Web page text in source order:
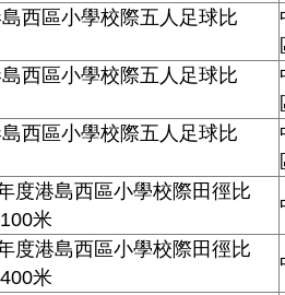
島西區小學校際五人足球比
島西區小學校際五人足球比
島西區小學校際五人足球比
度港島西區小學校際田徑比
米
度港島西區小學校際田徑比
米